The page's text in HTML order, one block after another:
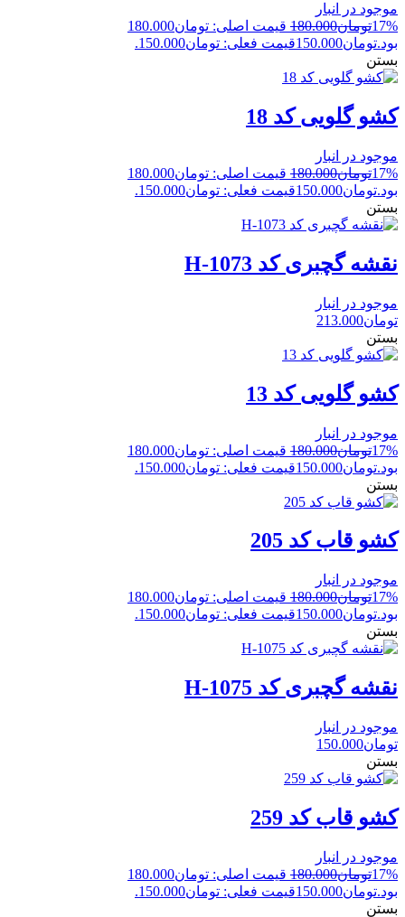
موجود در انبار
17%تومان180.000
قیمت اصلی: تومان180.000
بود.تومان150.000قیمت فعلی: تومان150.000.
بستن
کشو گلویی کد 18
موجود در انبار
17%تومان180.000
قیمت اصلی: تومان180.000
بود.تومان150.000قیمت فعلی: تومان150.000.
بستن
نقشه گچبری کد H-1073
موجود در انبار
تومان213.000
بستن
کشو گلویی کد 13
موجود در انبار
17%تومان180.000
قیمت اصلی: تومان180.000
بود.تومان150.000قیمت فعلی: تومان150.000.
بستن
کشو قاب کد 205
موجود در انبار
17%تومان180.000
قیمت اصلی: تومان180.000
بود.تومان150.000قیمت فعلی: تومان150.000.
بستن
نقشه گچبری کد H-1075
موجود در انبار
تومان150.000
بستن
کشو قاب کد 259
موجود در انبار
17%تومان180.000
قیمت اصلی: تومان180.000
بود.تومان150.000قیمت فعلی: تومان150.000.
بستن